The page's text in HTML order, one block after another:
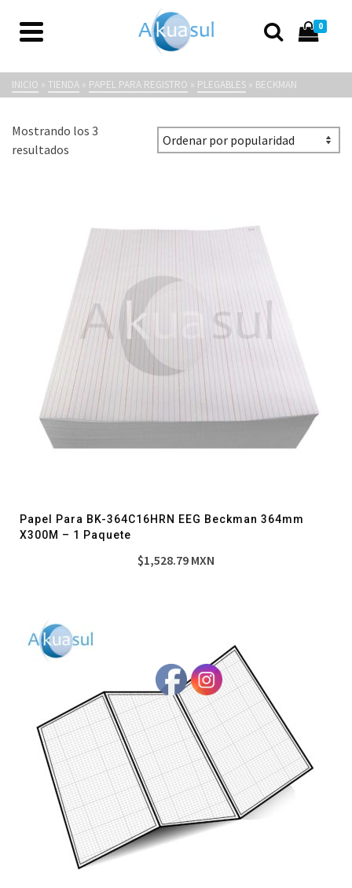
0
INICIO » TIENDA » PAPEL PARA REGISTRO » PLEGABLES » BECKMAN
Mostrando los 3
resultados
Papel Para BK-364C16HRN EEG Beckman 364mm
X300M – 1 Paquete
$1,528.79 MXN